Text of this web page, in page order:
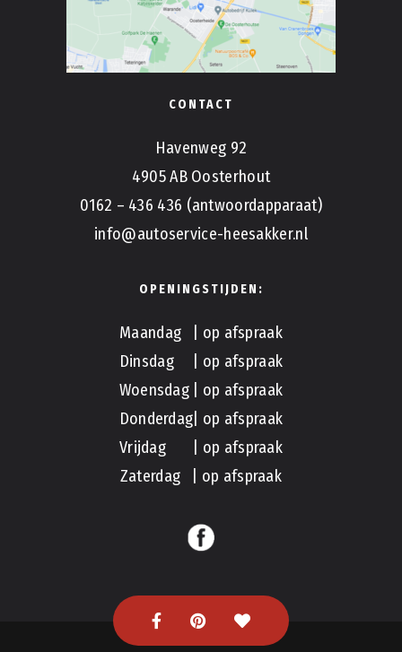
CONTACT
Havenweg 92
4905 AB Oosterhout
0162 – 436 436 (antwoordapparaat)
info@autoservice-heesakker.nl
OPENINGSTIJDEN:
Maandag | op afspraak
Dinsdag | op afspraak
Woensdag | op afspraak
Donderdag| op afspraak
Vrijdag | op afspraak
Zaterdag | op afspraak